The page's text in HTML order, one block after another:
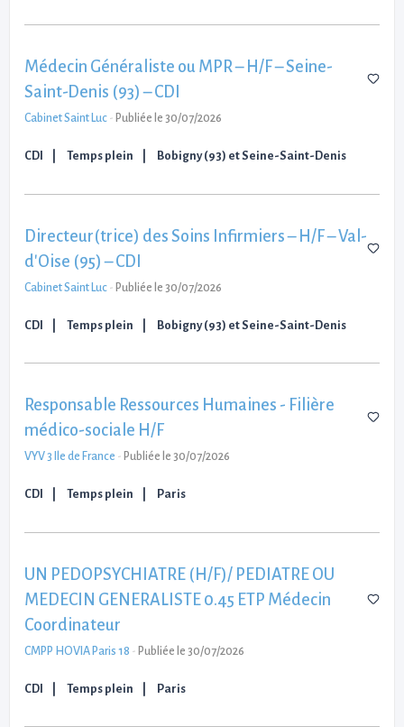
Médecin Généraliste ou MPR – H/F – Seine-
Saint-Denis (93) – CDI
Cabinet Saint Luc - Publiée le 30/07/2026
CDI Temps plein Bobigny (93) et Seine-Saint-Denis
Directeur(trice) des Soins Infirmiers – H/F – Val-
d'Oise (95) – CDI
Cabinet Saint Luc - Publiée le 30/07/2026
CDI Temps plein Bobigny (93) et Seine-Saint-Denis
Responsable Ressources Humaines - Filière
médico-sociale H/F
VYV 3 Ile de France - Publiée le 30/07/2026
CDI Temps plein Paris
UN PEDOPSYCHIATRE (H/F)/ PEDIATRE OU
MEDECIN GENERALISTE 0.45 ETP Médecin
Coordinateur
CMPP HOVIA Paris 18 - Publiée le 30/07/2026
CDI Temps plein Paris